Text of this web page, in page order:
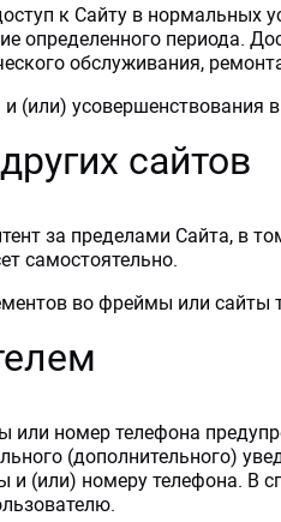
к Сайту в нормальных
определенного периода.
обслуживания,
(или)
сайтов
за пределами Сайта, в
самостоятельно.
во фреймы или сайты
номер телефона
(дополнительного)
и (или) номеру телефона. В